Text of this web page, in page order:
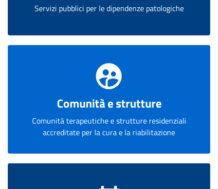
Servizi pubblici per le dipendenze patologiche
Comunità e strutture
Comunità terapeutiche e strutture residenziali
accreditate per la cura e la riabilitazione